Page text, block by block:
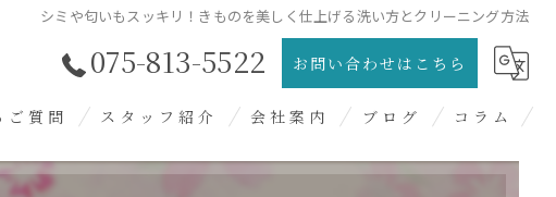
シミや匂いもスッキリ！きものを美しく仕上げる洗い方とクリーニング方法
075-813-5522 お問い合わせはこちら
ご質問 スタッフ紹介 会社案内 ブログ コラム